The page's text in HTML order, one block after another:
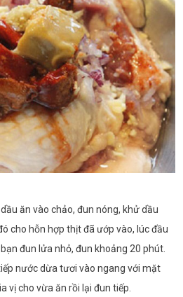
ăn vào chảo, đun nóng, khử dầu
cho hỗn hợp thịt đã ướp vào, lúc đầu
đun lửa nhỏ, đun khoảng 20 phút.
nước dừa tươi vào ngang với mặt
vị cho vừa ăn rồi lại đun tiếp.